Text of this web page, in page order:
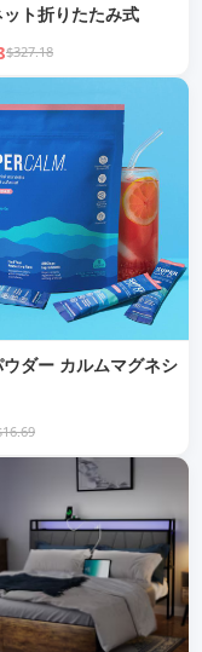
ト折りたたみ式
$327.18
ダー カルムマグネシ